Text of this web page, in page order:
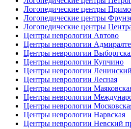
Логопедические центры
Логопедические центры
Логопедические центры
Центры неврологии Автово
Центры неврологии
Центры неврологии
Центры неврологии Купчино
Центры неврологии
Центры неврологии Лесная
Центры неврологии
Центры неврологии
Центры неврологии
Центры неврологии Нарвская
Центры неврологии Невский